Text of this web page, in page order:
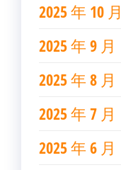
2025 年 10 月
2025 年 9 月
2025 年 8 月
2025 年 7 月
2025 年 6 月